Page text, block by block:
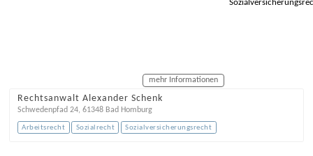
mehr Informationen
Rechtsanwalt Alexander Schenk
Schwedenpfad 24, 61348 Bad Homburg
Arbeitsrecht Sozialrecht Sozialversicherungsrecht